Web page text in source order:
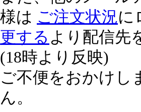
が届きにくい問題
また、他のメール
様はご注文状況
更するより配信先
(18時より反映)